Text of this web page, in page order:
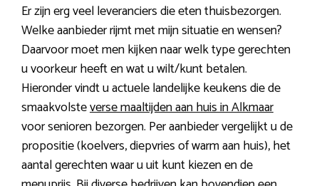
Er zijn erg veel leveranciers die eten thuisbezorgen.
Welke aanbieder rijmt met mijn situatie en wensen?
Daarvoor moet men kijken naar welk type gerechten
u voorkeur heeft en wat u wilt/kunt betalen.
Hieronder vindt u actuele landelijke keukens die de
smaakvolsteverse maaltijden aan huis in Alkmaar
voor senioren bezorgen. Per aanbieder vergelijkt u de
propositie (koelvers, diepvries of warm aan huis), het
aantal gerechten waar u uit kunt kiezen en de